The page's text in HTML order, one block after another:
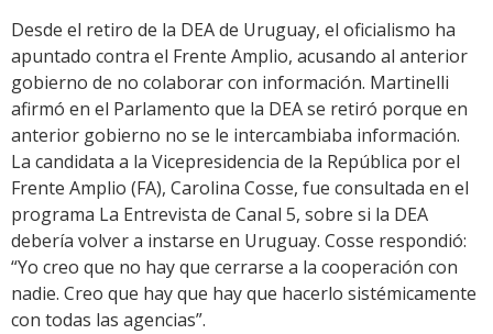
Desde el retiro de la DEA de Uruguay, el oficialismo ha
apuntado contra el Frente Amplio, acusando al anterior
gobierno de no colaborar con información. Martinelli
afirmó en el Parlamento que la DEA se retiró porque en
anterior gobierno no se le intercambiaba información.
La candidata a la Vicepresidencia de la República por el
Frente Amplio (FA), Carolina Cosse, fue consultada en el
programa La Entrevista de Canal 5, sobre si la DEA
debería volver a instarse en Uruguay. Cosse respondió:
“Yo creo que no hay que cerrarse a la cooperación con
nadie. Creo que hay que hay que hacerlo sistémicamente
con todas las agencias”.